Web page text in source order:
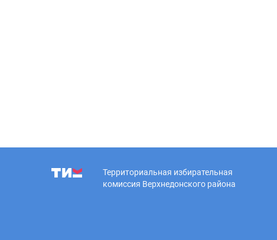
Территориальная избирательная
комиссия Верхнедонского района